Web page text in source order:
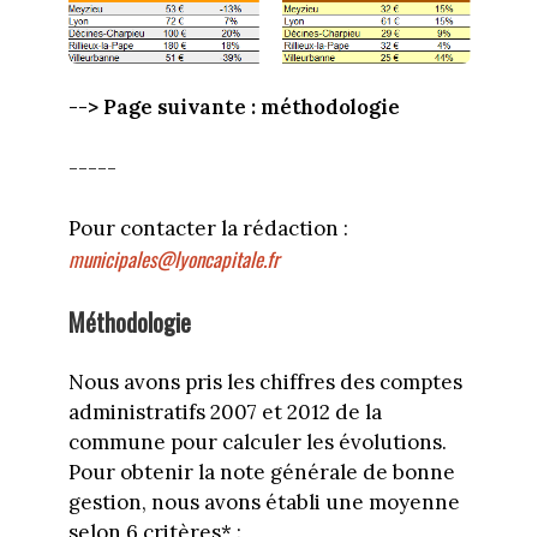
--> Page suivante : méthodologie
-----
Pour contacter la rédaction :
municipales@lyoncapitale.fr
Méthodologie
Nous avons pris les chiffres des comptes
administratifs 2007 et 2012 de la
commune pour calculer les évolutions.
Pour obtenir la note générale de bonne
gestion, nous avons établi une moyenne